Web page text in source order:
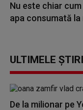
Nu este chiar
apa consumată la
ULTIMELE
De la milionar pe